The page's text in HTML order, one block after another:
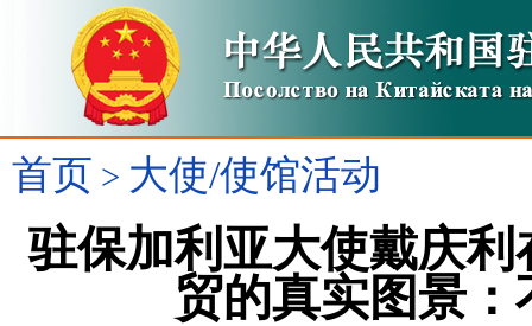
首页 > 大使/使馆活动
驻保加利亚大使戴庆
贸的真实图景